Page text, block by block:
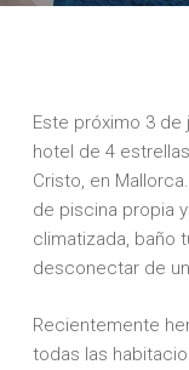
Este próximo 3 de
hotel de 4
Cristo, en
de piscina propia
climatizada, baño
desconectar de
Recientemente
todas las